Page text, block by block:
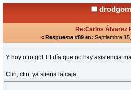
drodgom
Re:Carlos Álvarez
« Respuesta #89 en: Septiembre
Y hoy otro gol. El día que no hay asistencia
Clin, clin, ya suena la caja.